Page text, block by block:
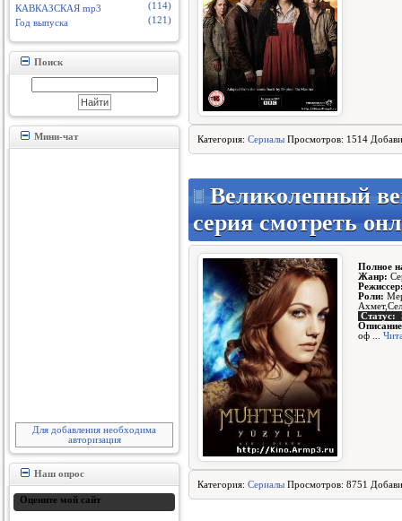
КАВКАЗСКАЯ mp3
(114)
Год выпуска
(121)
Поиск
Мини-чат
Для добавления необходима
авторизация
Наш опрос
Оцените мой сайт
Категория: Сериалы Просмотров: 1514
Великолепный
серия смотреть
Полное
Жанр:
Роли:
Статус:
оф
Категория: Сериалы Просмотров: 8751